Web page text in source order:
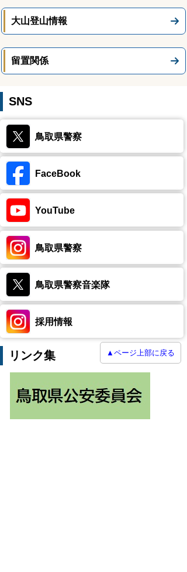
大山登山情報
留置関係
SNS
鳥取県警察
FaceBook
YouTube
鳥取県警察
鳥取県警察音楽隊
採用情報
リンク集 ▲ページ上部に戻る